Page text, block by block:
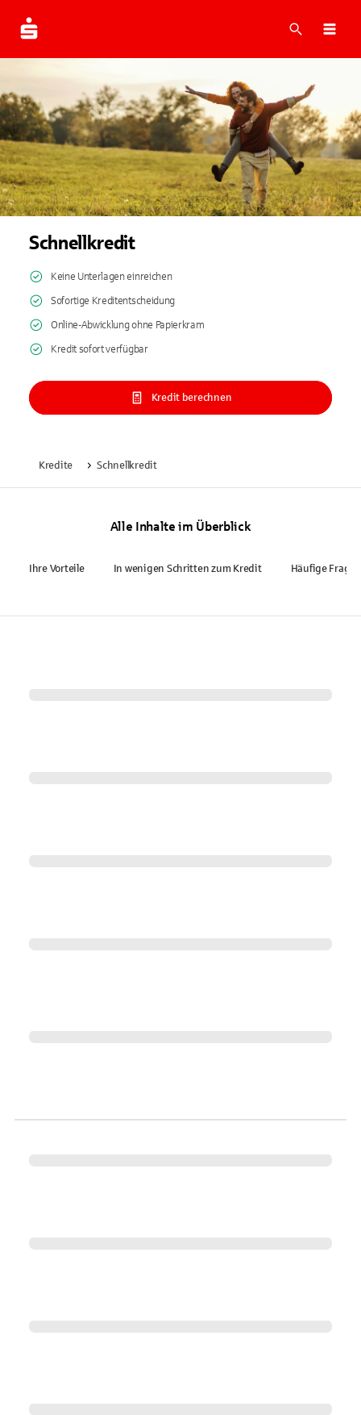
Suche
Schnellkredit
Keine Unterlagen einreichen
Sofortige Kreditentscheidung
Online-Abwicklung ohne Papierkram
Kredit sofort verfügbar
Kredit berechnen
Kredite Schnellkredit
Alle Inhalte im Überblick
Ihre Vorteile In wenigen Schritten zum Kredit Häufige Fragen